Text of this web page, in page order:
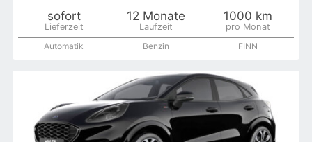
sofort 12 Monate 1000 km
Automatik Benzin FINN